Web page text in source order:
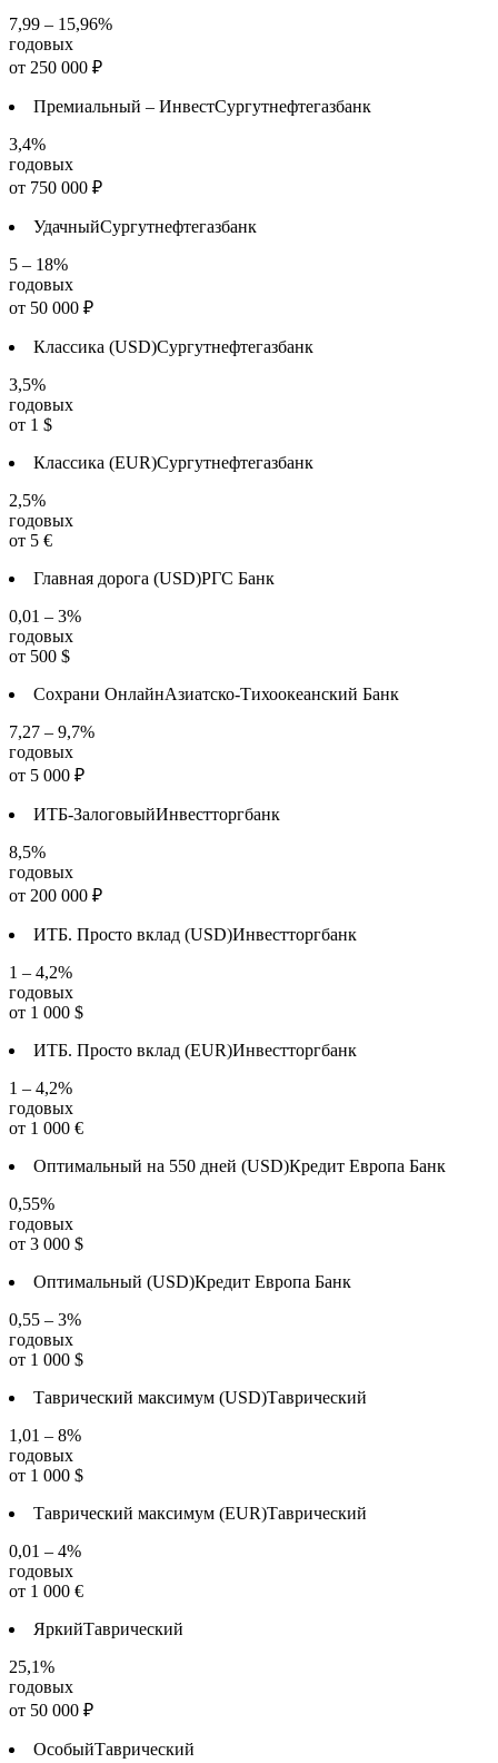
7,99 – 15,96%
годовых
от 250 000 ₽
Премиальный – ИнвестСургутнефтегазбанк
3,4%
годовых
от 750 000 ₽
УдачныйСургутнефтегазбанк
5 – 18%
годовых
от 50 000 ₽
Классика (USD)Сургутнефтегазбанк
3,5%
годовых
от 1 $
Классика (EUR)Сургутнефтегазбанк
2,5%
годовых
от 5 €
Главная дорога (USD)РГС Банк
0,01 – 3%
годовых
от 500 $
Сохрани ОнлайнАзиатско-Тихоокеанский Банк
7,27 – 9,7%
годовых
от 5 000 ₽
ИТБ-ЗалоговыйИнвестторгбанк
8,5%
годовых
от 200 000 ₽
ИТБ. Просто вклад (USD)Инвестторгбанк
1 – 4,2%
годовых
от 1 000 $
ИТБ. Просто вклад (EUR)Инвестторгбанк
1 – 4,2%
годовых
от 1 000 €
Оптимальный на 550 дней (USD)Кредит Европа Банк
0,55%
годовых
от 3 000 $
Оптимальный (USD)Кредит Европа Банк
0,55 – 3%
годовых
от 1 000 $
Таврический максимум (USD)Таврический
1,01 – 8%
годовых
от 1 000 $
Таврический максимум (EUR)Таврический
0,01 – 4%
годовых
от 1 000 €
ЯркийТаврический
25,1%
годовых
от 50 000 ₽
ОсобыйТаврический